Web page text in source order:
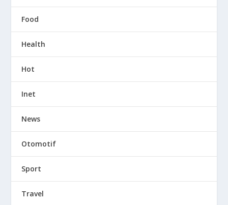
Food
Health
Hot
Inet
News
Otomotif
Sport
Travel